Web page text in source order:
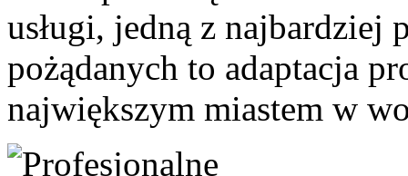
usługi, jedną z najbardziej
pożądanych to adaptacja
największym miastem w